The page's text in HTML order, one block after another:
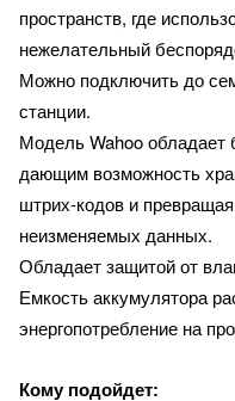
пространств, где
нежелательный
Можно подключить до
станции.
Модель Wahoo
дающим возможность
штрих-кодов и
неизменяемых данных.
Обладает защитой от
Емкость аккумулятора
энергопотребление на
Кому подойдет: